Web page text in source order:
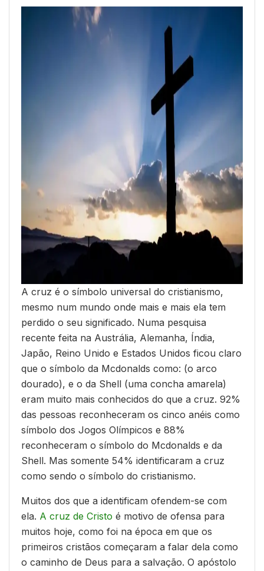
A cruz é o símbolo universal do cristianismo,
mesmo num mundo onde mais e mais ela tem
perdido o seu significado. Numa pesquisa
recente feita na Austrália, Alemanha, Índia,
Japão, Reino Unido e Estados Unidos ficou claro
que o símbolo da Mcdonalds como: (o arco
dourado), e o da Shell (uma concha amarela)
eram muito mais conhecidos do que a cruz. 92%
das pessoas reconheceram os cinco anéis como
símbolo dos Jogos Olímpicos e 88%
reconheceram o símbolo do Mcdonalds e da
Shell. Mas somente 54% identificaram a cruz
como sendo o símbolo do cristianismo.
Muitos dos que a identificam ofendem-se com
ela. A cruz de Cristo é motivo de ofensa para
muitos hoje, como foi na época em que os
primeiros cristãos começaram a falar dela como
o caminho de Deus para a salvação. O apóstolo